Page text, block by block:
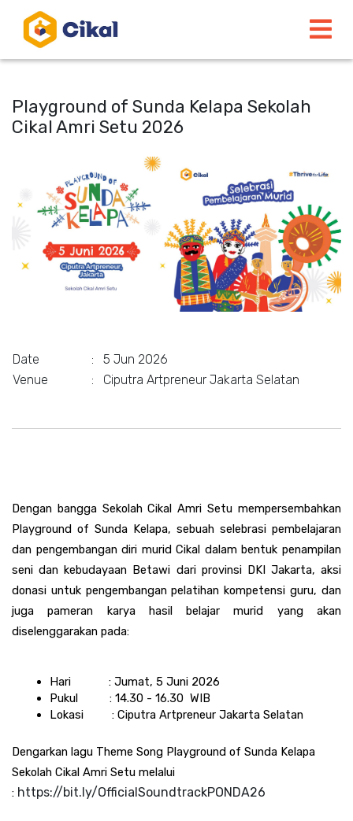
Playground of Sunda Kelapa Sekolah
Cikal Amri Setu 2026
Date :
5 Jun 2026
Venue
: Ciputra Artpreneur Jakarta Selatan
Dengan bangga Sekolah Cikal Amri Setu mempersembahkan
Playground of Sunda Kelapa, sebuah selebrasi pembelajaran
dan pengembangan diri murid Cikal dalam bentuk penampilan
seni dan kebudayaan Betawi dari provinsi DKI Jakarta, aksi
donasi untuk pengembangan pelatihan kompetensi guru, dan
juga pameran karya hasil belajar murid yang akan
diselenggarakan pada:
Hari            : Jumat, 5 Juni 2026
Pukul          : 14.30 - 16.30  WIB
Lokasi         : Ciputra Artpreneur Jakarta Selatan
Dengarkan lagu Theme Song Playground of Sunda Kelapa
Sekolah Cikal Amri Setu melalui
: https://bit.ly/OfficialSoundtrackPONDA26